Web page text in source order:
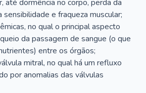
até dormência no corpo, perda da
sensibilidade e fraqueza muscular;
no qual o principal aspecto
da passagem de sangue (o que
entre os órgãos;
mitral, no qual há um refluxo
por anomalias das válvulas